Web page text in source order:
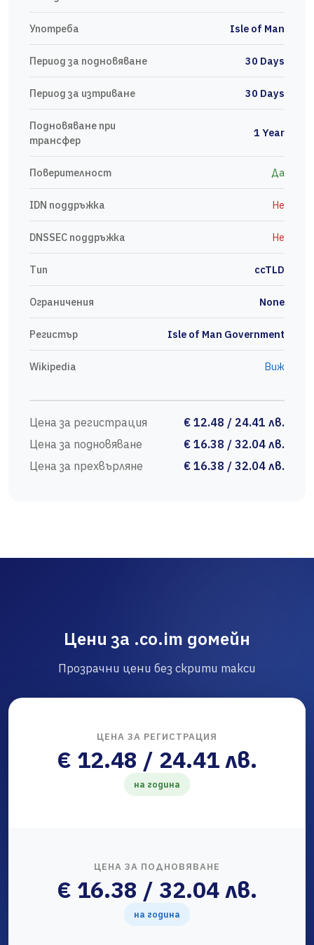
Употреба Isle of Man
Период за подновяване 30 Days
Период за изтриване 30 Days
Подновяване при
трансфер
1 Year
Поверителност Да
IDN поддръжка Не
DNSSEC поддръжка Не
Тип ccTLD
Ограничения None
Регистър Isle of Man Government
Wikipedia Виж
Цена за регистрация
€ 12.48 / 24.41 лв.
Цена за подновяване
€ 16.38 / 32.04 лв.
Цена за прехвърляне
€ 16.38 / 32.04 лв.
Цени за .co.im домейн
Прозрачни цени без скрити такси
ЦЕНА ЗА РЕГИСТРАЦИЯ
€ 12.48 / 24.41 лв.
на година
ЦЕНА ЗА ПОДНОВЯВАНЕ
€ 16.38 / 32.04 лв.
на година